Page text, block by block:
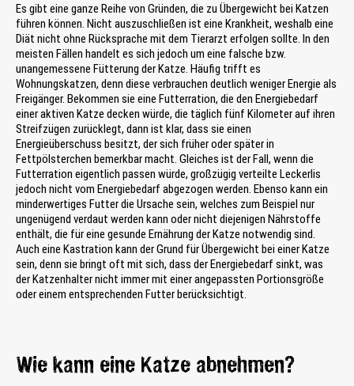
Es gibt eine ganze Reihe von Gründen, die zu Übergewicht bei Katzen
führen können. Nicht auszuschließen ist eine Krankheit, weshalb eine
Diät nicht ohne Rücksprache mit dem Tierarzt erfolgen sollte. In den
meisten Fällen handelt es sich jedoch um eine falsche bzw.
unangemessene Fütterung der Katze. Häufig trifft es
Wohnungskatzen, denn diese verbrauchen deutlich weniger Energie als
Freigänger. Bekommen sie eine Futterration, die den Energiebedarf
einer aktiven Katze decken würde, die täglich fünf Kilometer auf ihren
Streifzügen zurücklegt, dann ist klar, dass sie einen
Energieüberschuss besitzt, der sich früher oder später in
Fettpölsterchen bemerkbar macht. Gleiches ist der Fall, wenn die
Futterration eigentlich passen würde, großzügig verteilte Leckerlis
jedoch nicht vom Energiebedarf abgezogen werden. Ebenso kann ein
minderwertiges Futter die Ursache sein, welches zum Beispiel nur
ungenügend verdaut werden kann oder nicht diejenigen Nährstoffe
enthält, die für eine gesunde Ernährung der Katze notwendig sind.
Auch eine Kastration kann der Grund für Übergewicht bei einer Katze
sein, denn sie bringt oft mit sich, dass der Energiebedarf sinkt, was
der Katzenhalter nicht immer mit einer angepassten Portionsgröße
oder einem entsprechenden Futter berücksichtigt.
Wie kann eine Katze abnehmen?